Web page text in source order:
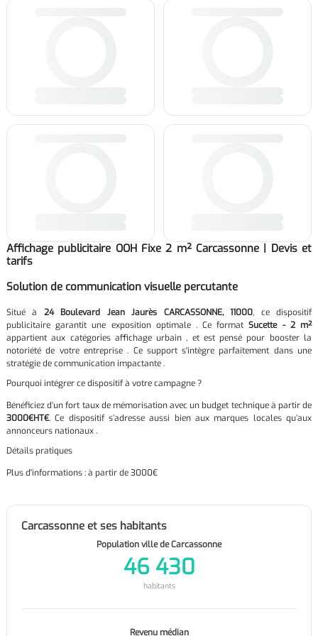
Affichage publicitaire OOH Fixe 2 m² Carcassonne | Devis et
tarifs
Solution de communication visuelle percutante
Situé à 24 Boulevard Jean Jaurès CARCASSONNE, 11000, ce dispositif
publicitaire garantit une exposition optimale . Ce formatSucette - 2 m²
appartient aux catégories affichage urbain , et est pensé pour booster la
notoriété de votre entreprise . Ce support s'intègre parfaitement dans une
stratégie de communication impactante .
Pourquoi intégrer ce dispositif à votre campagne ?
Bénéficiez d’un fort taux de mémorisation avec un budget technique à partir de
3000€HT€. Ce dispositif s’adresse aussi bien aux marques locales qu’aux
annonceurs nationaux .
Détails pratiques
Plus d'informations : à partir de 3000€
Carcassonne et ses habitants
Population ville de Carcassonne
46 430
habitants
Revenu médian